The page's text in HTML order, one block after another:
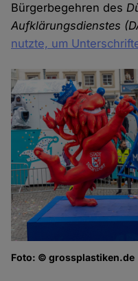
Bürgerbegehren des
Aufklärungsdienstes
nutzte, um
Foto: © grossplastiken.de